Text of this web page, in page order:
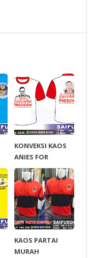
KONVEKSI KAOS
ANIES FOR
PRESIDEN 2024
KAOS PARTAI
MURAH